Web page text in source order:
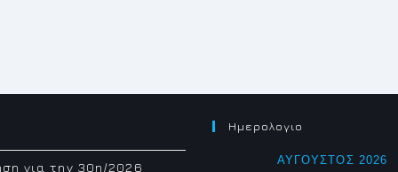
για την 30η/2026
Ημερολογιο
ΑΎΓΟΥΣΤΟΣ 2026